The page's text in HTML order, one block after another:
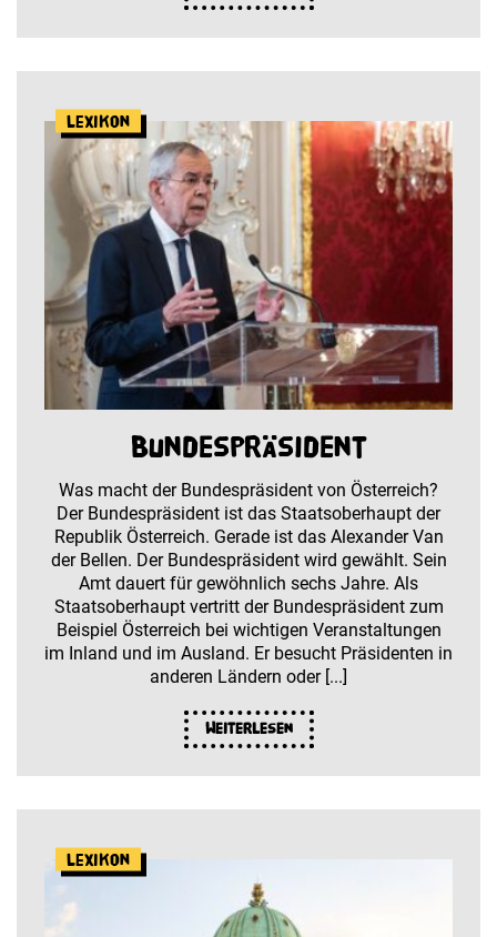
Lexikon
Bundespräsident
Was macht der Bundespräsident von Österreich?
Der Bundespräsident ist das Staatsoberhaupt der
Republik Österreich. Gerade ist das Alexander Van
der Bellen. Der Bundespräsident wird gewählt. Sein
Amt dauert für gewöhnlich sechs Jahre. Als
Staatsoberhaupt vertritt der Bundespräsident zum
Beispiel Österreich bei wichtigen Veranstaltungen
im Inland und im Ausland. Er besucht Präsidenten in
anderen Ländern oder [...]
Weiterlesen
Lexikon